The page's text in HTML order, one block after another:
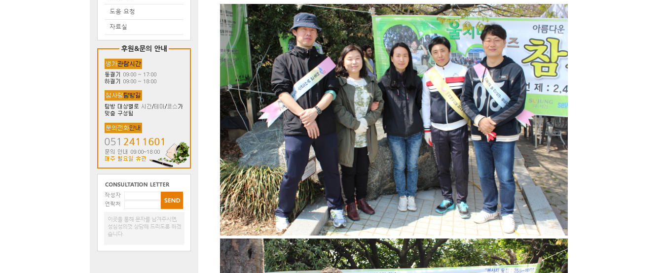
도움 요청
자료실
작성자
연락처
이곳을 통해 문자를 남겨주시면,
성심성의껏 상담해 드리도록 하겠
습니다.